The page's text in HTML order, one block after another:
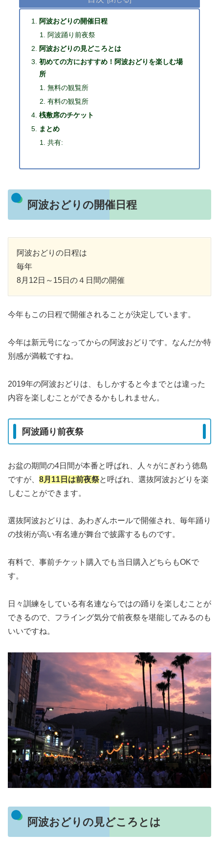
阿波おどりの開催日程
阿波踊り前夜祭
阿波おどりの見どころとは
初めての方におすすめ！阿波おどりを楽しむ場
所
無料の観覧所
有料の観覧所
桟敷席のチケット
まとめ
共有:
阿波おどりの開催日程
阿波おどりの日程は
毎年
8月12日～15日の４日間の開催
今年もこの日程で開催されることが決定しています。
今年は新元号になってからの阿波おどりです。なんだか特
別感が満載ですね。
2019年の阿波おどりは、もしかすると今までとは違った
内容を楽しむことができるかもしれません。
阿波踊り前夜祭
お盆の期間の4日間が本番と呼ばれ、人々がにぎわう徳島
ですが、 8月11日は前夜祭と呼ばれ、選抜阿波おどりを楽
しむことができます。
選抜阿波おどりは、あわぎんホールで開催され、毎年踊り
の技術が高い有名連が舞台で披露するものです。
有料で、事前チケット購入でも当日購入どちらもOKで
す。
日々訓練をしている有名連ならではの踊りを楽しむことが
できるので、フライング気分で前夜祭を堪能してみるのも
いいですね。
阿波おどりの見どころとは